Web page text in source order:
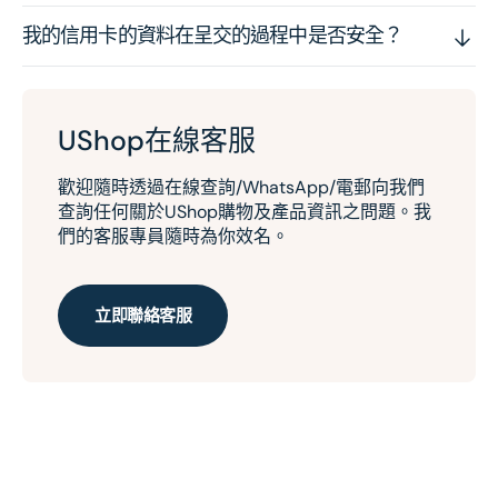
我的信用卡的資料在呈交的過程中是否安全？
UShop在線客服
歡迎隨時透過在線查詢/WhatsApp/電郵向我們
查詢任何關於UShop購物及產品資訊之問題。我
們的客服專員隨時為你效名。
立即聯絡客服